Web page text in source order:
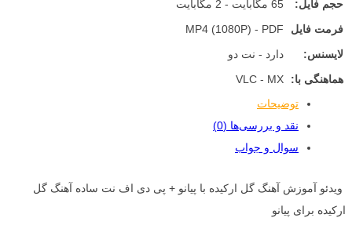
حجم فایل:
65 مگابایت - 2 مگابایت
فرمت فایل
MP4 (1080P) - PDF
لایسنس:
دارد - نت دو
هماهنگی با:
VLC - MX
توضیحات
نقد و بررسی‌ها (0)
سوال و جواب
ویدئو آموزش آهنگ گل ارکیده با پیانو + پی دی اف نت ساده آهنگ گل
ارکیده برای پیانو